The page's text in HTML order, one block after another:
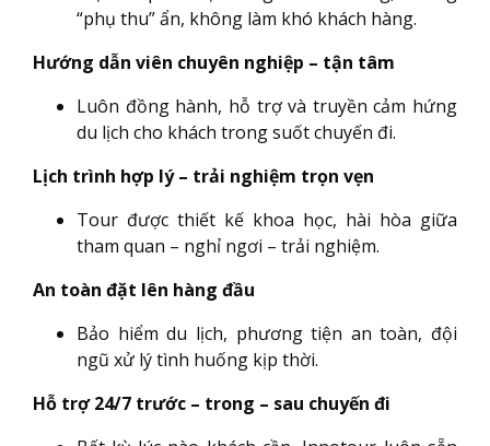
“phụ thu” ẩn, không làm khó khách hàng.
Hướng dẫn viên chuyên nghiệp – tận tâm
Luôn đồng hành, hỗ trợ và truyền cảm hứng
du lịch cho khách trong suốt chuyến đi.
Lịch trình hợp lý – trải nghiệm trọn vẹn
Tour được thiết kế khoa học, hài hòa giữa
tham quan – nghỉ ngơi – trải nghiệm.
An toàn đặt lên hàng đầu
Bảo hiểm du lịch, phương tiện an toàn, đội
ngũ xử lý tình huống kịp thời.
Hỗ trợ 24/7 trước – trong – sau chuyến đi